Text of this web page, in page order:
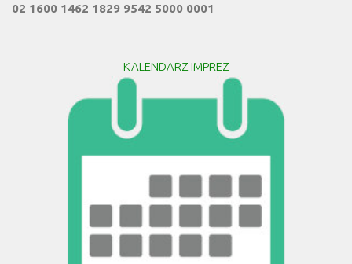
02 1600 1462 1829 9542 5000 0001
KALENDARZ IMPREZ